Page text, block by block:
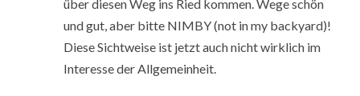
über diesen Weg ins Ried kommen. Wege schön
und gut, aber bitte NIMBY (not in my backyard)!
Diese Sichtweise ist jetzt auch nicht wirklich im
Interesse der Allgemeinheit.